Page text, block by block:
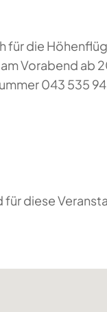
für die
Vorabend ab
043 535
für diese